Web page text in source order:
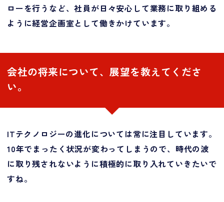
ローを行うなど、社員が日々安心して業務に取り組める
ように経営企画室として働きかけています。
会社の将来について、展望を教えてくださ
い。
ITテクノロジーの進化については常に注目しています。
10年でまったく状況が変わってしまうので、時代の波
に取り残されないように積極的に取り入れていきたいで
すね。